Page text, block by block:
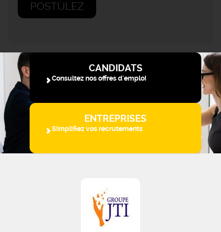
POSTULEZ
CANDIDATS
Consultez nos offres d'emploi
ENTREPRISES
Simplifiez vos recrutements